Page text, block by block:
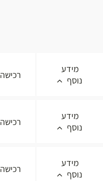
מידע
נוסף
רכישה
מידע
נוסף
רכישה
מידע
נוסף
רכישה